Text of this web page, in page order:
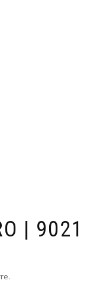
| 9021